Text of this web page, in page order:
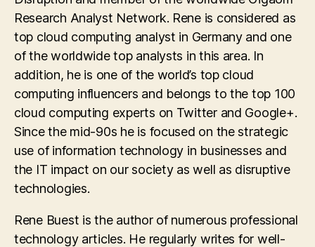
Research Analyst Network. Rene is considered as
top cloud computing analyst in Germany and one
of the worldwide top analysts in this area. In
addition, he is one of the world’s top cloud
computing influencers and belongs to the top 100
cloud computing experts on Twitter and Google+.
Since the mid-90s he is focused on the strategic
use of information technology in businesses and
the IT impact on our society as well as disruptive
technologies.
Rene Buest is the author of numerous professional
technology articles. He regularly writes for well-